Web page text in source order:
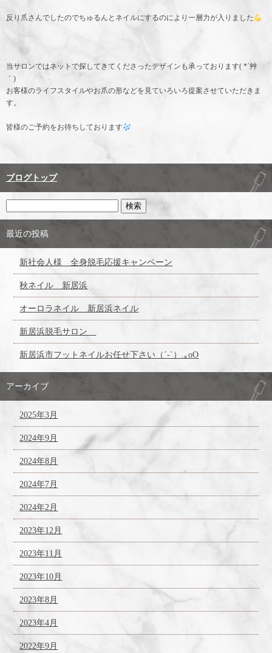
反り爪さんでしたのでちゅるんとネイルにするのにより一層力が入りました
当サロンではネットで探してきてくださったデザインも承っております( *´艸
｀)
お客様のライフスタイルやお爪の形などを見ていろいろ提案させていただきま
す。
皆様のご予約をお待ちしております
ブログトップ
最近の投稿
新社会人様 全身脱毛応援キャンペーン
秋ネイル 新居浜
オーロラネイル 新居浜ネイル
新居浜脱毛サロン
新居浜市フットネイルお任せ下さい（´-`）.｡oO
アーカイブ
2025年3月
2024年9月
2024年8月
2024年7月
2024年2月
2023年12月
2023年11月
2023年10月
2023年8月
2023年4月
2022年9月